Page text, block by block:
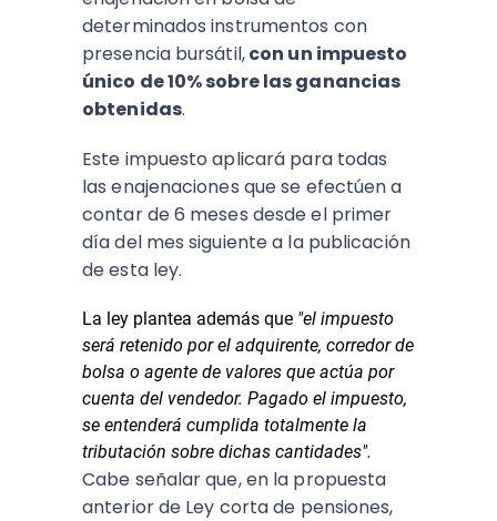
determinados instrumentos con
presencia bursátil,con un impuesto
único de 10% sobre las ganancias
obtenidas.
Este impuesto aplicará para todas
las enajenaciones que se efectúen a
contar de 6 meses desde el primer
día del mes siguiente a la publicación
de esta ley.
La ley plantea además que "el impuesto
será retenido por el adquirente, corredor de
bolsa o agente de valores que actúa por
cuenta del vendedor. Pagado el impuesto,
se entenderá cumplida totalmente la
tributación sobre dichas cantidades".
Cabe señalar que, en la propuesta
anterior de Ley corta de pensiones,